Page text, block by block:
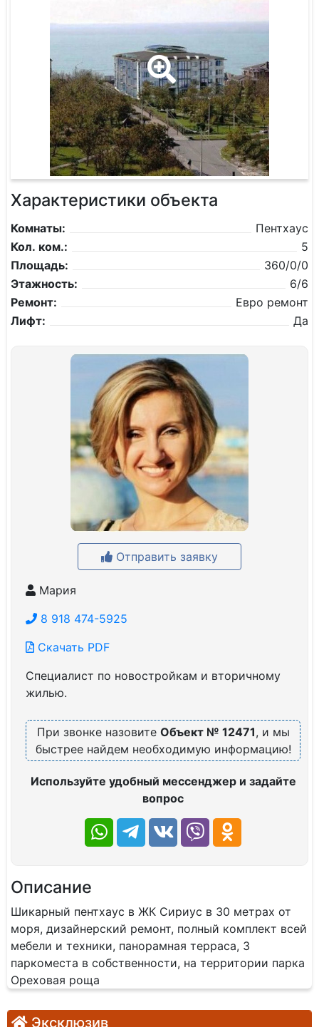
Характеристики объекта
Комнаты:
Пентхаус
Кол. ком.:
5
Площадь:
360/0/0
Этажность:
6/6
Ремонт:
Евро ремонт
Лифт:
Да
Отправить заявку
Мария
8 918 474-5925
Скачать PDF
Специалист по новостройкам и вторичному
жилью.
При звонке назовите Объект № 12471, и мы
быстрее найдем необходимую информацию!
Используйте удобный мессенджер и задайте
вопрос
Описание
Шикарный пентхаус в ЖК Сириус в 30 метрах от
моря, дизайнерский ремонт, полный комплект всей
мебели и техники, панорамная терраса, 3
паркоместа в собственности, на территории парка
Ореховая роща
Эксклюзив